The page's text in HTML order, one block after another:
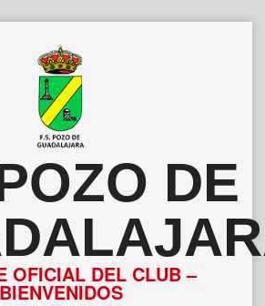
DE
OFICIAL DEL CLUB –
BIENVENIDOS